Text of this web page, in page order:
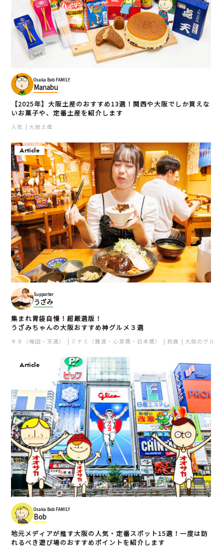
Osaka Bob FAMILY
Manabu
【2025年】大阪土産のおすすめ13選！関西や大阪でしか買えな
いお菓子や、定番土産を紹介します
人気 大阪土産
Article
Supporter
うざみ
集まれ胃袋自慢！超厳選版！
うざみちゃんの大阪おすすめ神グルメ３選
キタ（梅田・天満） ミナミ（難波・心斎橋・日本橋） 和食 大阪のグルメ
Article
Osaka Bob FAMILY
Bob
地元メディアが推す大阪の人気・定番スポット15選！一度は訪
れるべき遊び場のおすすめポイントを紹介します